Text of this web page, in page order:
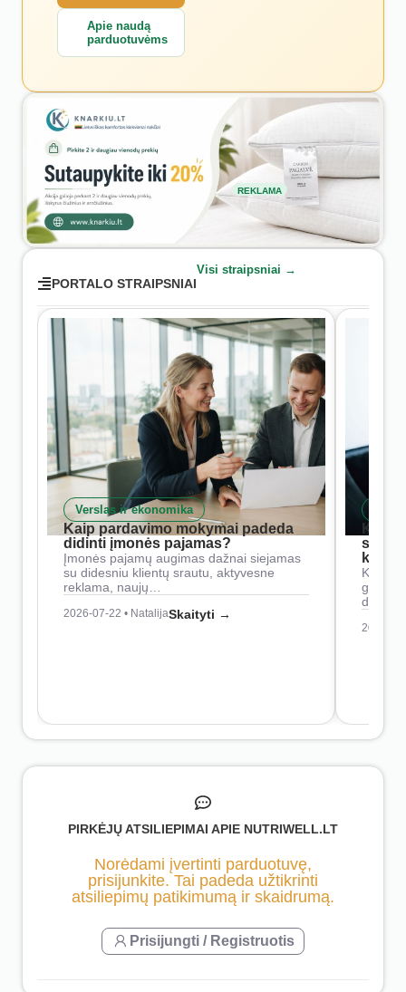
Apie naudą
parduotuvėms
REKLAMA
PORTALO STRAIPSNIAI
Visi straipsniai →
Verslas ir ekonomika
Kaip pardavimo mokymai padeda
didinti įmonės pajamas?
Įmonės pajamų augimas dažnai siejamas
su didesniu klientų srautu, aktyvesne
reklama, naujų…
2026-07-22 • NatalijaSkaityti →
Kaip
2026-
PIRKĖJŲ ATSILIEPIMAI APIE NUTRIWELL.LT
Norėdami įvertinti parduotuvę,
prisijunkite. Tai padeda užtikrinti
atsiliepimų patikimumą ir skaidrumą.
Prisijungti / Registruotis